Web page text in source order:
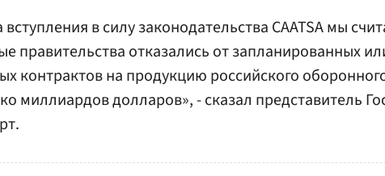
в силу законодательства CAATSA мы
правительства отказались от запланированных
контрактов на продукцию российского
миллиардов долларов», - сказал представитель